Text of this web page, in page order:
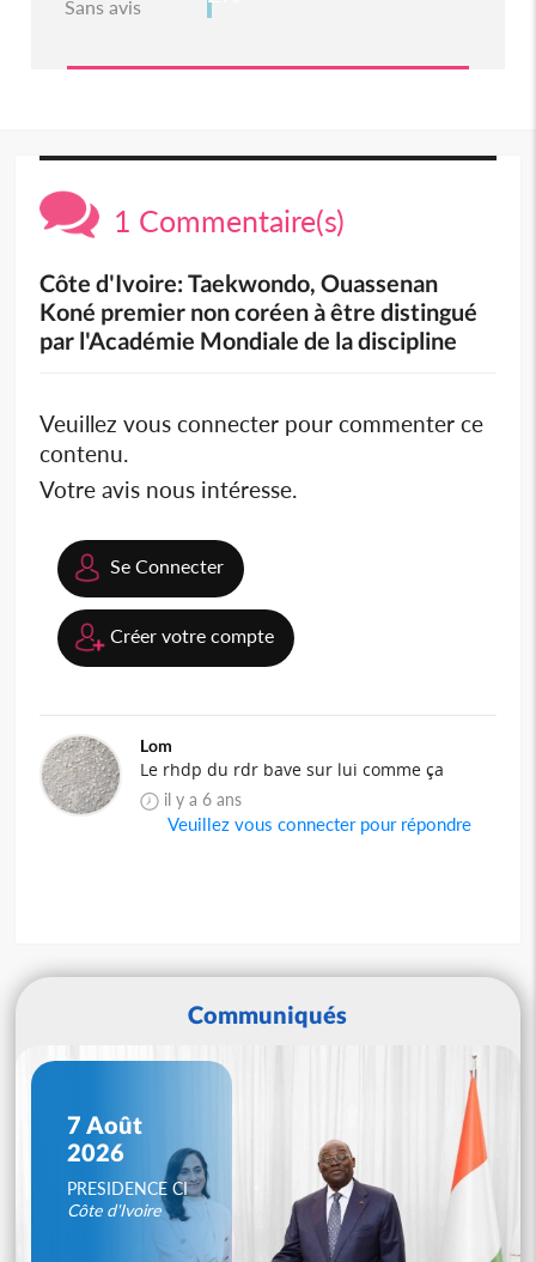
Sans avis
1 Commentaire(s)
Côte d'Ivoire: Taekwondo, Ouassenan
Koné premier non coréen à être distingué
par l'Académie Mondiale de la discipline
Veuillez vous connecter pour commenter ce
contenu.
Votre avis nous intéresse.
Se Connecter
Créer votre compte
Lom
Le rhdp du rdr bave sur lui comme ça
il y a 6 ans
Veuillez vous connecter pour répondre
Communiqués
7 Août
2026
PRESIDENCE CI
Côte d'Ivoire